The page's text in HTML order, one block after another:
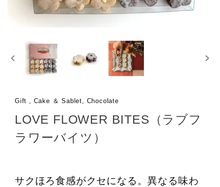
Gift , Cake ＆ Sablet, Chocolate
LOVE FLOWER BITES（ラブフ
ラワーバイツ）
サクほろ食感がクセになる。異なる味わ